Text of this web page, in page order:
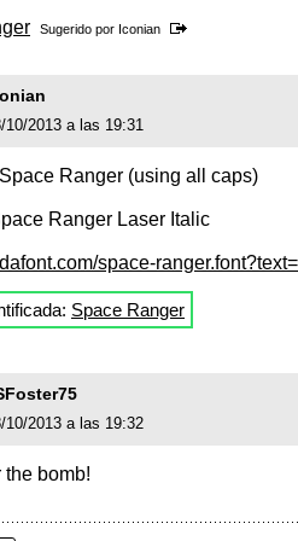
Sugerido por Iconian
10/2013 a las 19:31
Ranger (using all caps)
Ranger Laser Italic
space-
Space Ranger
10/2013 a las 19:32
the bomb!